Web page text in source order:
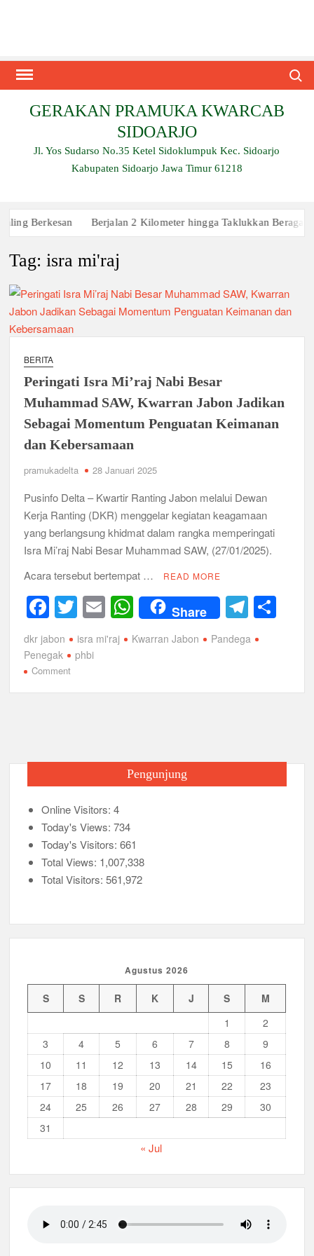
GERAKAN PRAMUKA KWARCAB
SIDOARJO
Jl. Yos Sudarso No.35 Ketel Sidoklumpuk Kec. Sidoarjo
Kabupaten Sidoarjo Jawa Timur 61218
Berjalan 2 Kilometer hingga Taklukkan Beragam
Tag:isra mi'raj
BERITA
Peringati Isra Mi’raj Nabi Besar
Muhammad SAW, Kwarran Jabon Jadikan
Sebagai Momentum Penguatan Keimanan
dan Kebersamaan
pramukadelta 28 Januari 2025
Pusinfo Delta – Kwartir Ranting Jabon melalui Dewan
Kerja Ranting (DKR) menggelar kegiatan keagamaan
yang berlangsung khidmat dalam rangka memperingati
Isra Mi’raj Nabi Besar Muhammad SAW, (27/01/2025).
Acara tersebut bertempat …
READ MORE
F
a
c
e
b
k
T
wi
tt
E
m
ail
W
h
at
A
Share T
el
e
a
dkr jabon isra mi'raj Kwarran Jabon
Pandega
Penegak
phbi
Commenton
Muhammad
Jabon
Jadikan
Sebagai
Penguatan
Keimanan
Pengunjung
Online Visitors:4
Today's Views:734
Today's Visitors:661
Total Views: 1,007,338
Total Visitors:561,972
Agustus 2026
S S R K J S
M
1
2
3
4 5 6 7 8
9
10
11 12 13 14 15
16
17
18 19 20 21 22
23
24
25 26 27 28 29
30
31
« Jul